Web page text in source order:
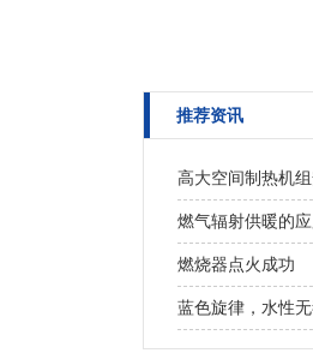
推荐资讯
高大空间制热机
燃气辐射供暖的
燃烧器点火成功
蓝色旋律，水性